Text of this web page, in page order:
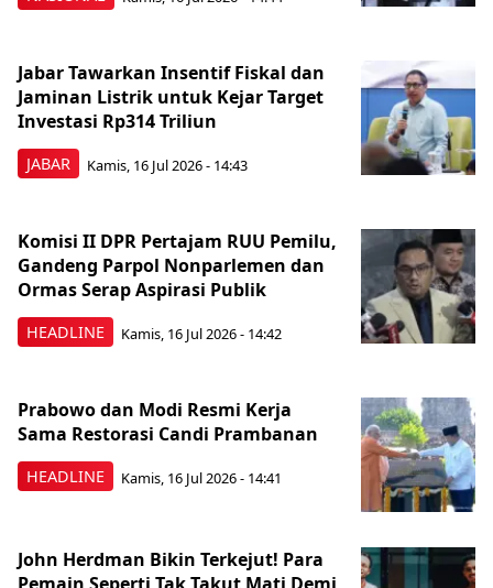
JABAR
Jabar Tawarkan Insentif Fiskal dan
Jaminan Listrik untuk Kejar Target
Investasi Rp314 Triliun
Kamis, 16 Jul 2026 - 14:43
HEADLINE
Komisi II DPR Pertajam RUU Pemilu,
Gandeng Parpol Nonparlemen dan
Ormas Serap Aspirasi Publik
Kamis, 16 Jul 2026 - 14:42
HEADLINE
Prabowo dan Modi Resmi Kerja
Sama Restorasi Candi Prambanan
Kamis, 16 Jul 2026 - 14:41
John Herdman Bikin Terkejut! Para